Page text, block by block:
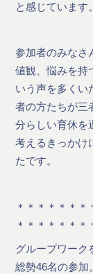
と感じています。
参加者のみなさ
値観、悩みを持
いう声を多くい
者の方たちが三
分らしい育休を
考えるきっかけ
たです。
＊＊＊＊＊＊＊
＊＊＊＊＊＊＊
グループワーク
総勢46名の参加